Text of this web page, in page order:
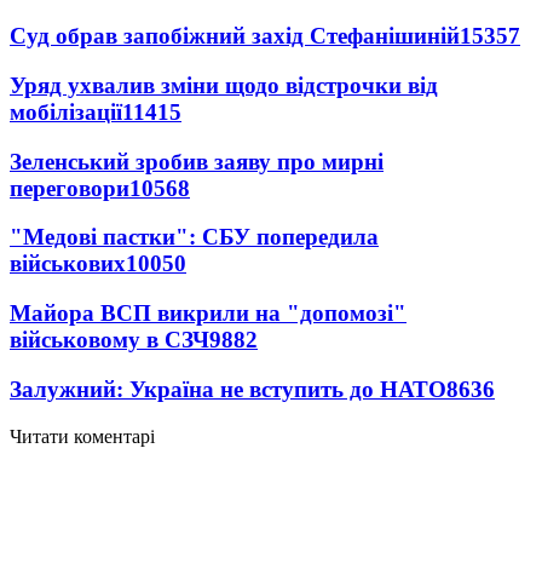
Суд обрав запобіжний захід Стефанішиній15357
Уряд ухвалив зміни щодо відстрочки від
мобілізації11415
Зеленський зробив заяву про мирні
переговори10568
"Медові пастки": СБУ попередила
військових10050
Майора ВСП викрили на "допомозі"
військовому в СЗЧ9882
Залужний: Україна не вступить до НАТО8636
Читати коментарі